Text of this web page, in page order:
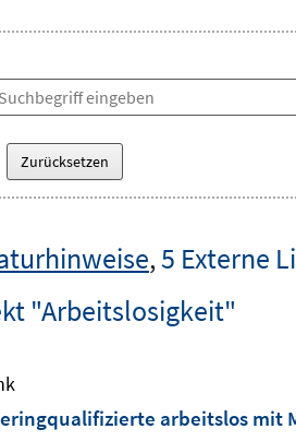
,5 Externe
"Arbeitslosigkeit"
arbeitslos mit